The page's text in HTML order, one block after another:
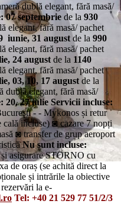
dublă elegant, fără masă/
07 septembrie de la 930
elegant, fără masă/ pachet
iunie, 31 august de la 990
elegant, fără masă/ pachet
24 august de la 1140
elegant, fără masă/ pachet
03, 10, 17 august de la
dublă elegant, fără masă/
20, 27 iulie Servicii incluse:
- - Mykonos și retur
cală incluse) ◙ cazare 7 nopți
◙ transfer de grup aeroport
Nu sunt incluse:
asigurare STORNO cu
de oraș (se achită direct la
și intrările la obiective
la e-
Tel: +40 21 529 77 51/2/3